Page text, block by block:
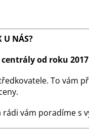
U NÁS?
od roku 2017
To vám
vám poradíme s